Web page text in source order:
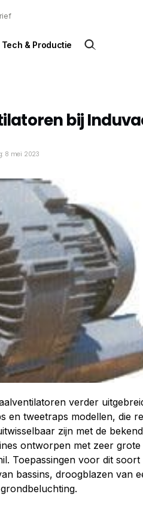
Tech & Productie
bij
8 mei 2023
verder
en tweetraps modellen, die
zijn met de
ontworpen met zeer grote
Toepassingen voor dit soort
bassins, droogblazen van